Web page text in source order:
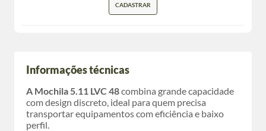
CADASTRAR
Informações técnicas
A Mochila 5.11 LVC 48combina grande capacidade
com design discreto, ideal para quem precisa
transportar equipamentos com eficiência e baixo
perfil.